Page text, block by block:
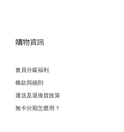
購物資訊
會員分級福利
條款與細則
運送及退換貨政策
無卡分期怎麼用？